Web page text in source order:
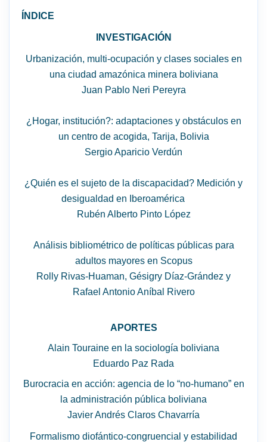
ÍNDICE
INVESTIGACIÓN
Urbanización, multi-ocupación y clases sociales en
una ciudad amazónica minera boliviana
Juan Pablo Neri Pereyra
¿Hogar, institución?: adaptaciones y obstáculos en
un centro de acogida, Tarija, Bolivia
Sergio Aparicio Verdún
¿Quién es el sujeto de la discapacidad? Medición y
desigualdad en Iberoamérica
Rubén Alberto Pinto López
Análisis bibliométrico de políticas públicas para
adultos mayores en Scopus
Rolly Rivas-Huaman, Gésigry Díaz-Grández y
Rafael Antonio Aníbal Rivero
APORTES
Alain Touraine en la sociología boliviana
Eduardo Paz Rada
Burocracia en acción: agencia de lo “no-humano” en
la administración pública boliviana
Javier Andrés Claros Chavarría
Formalismo diofántico-congruencial y estabilidad